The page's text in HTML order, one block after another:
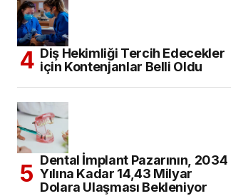
Diş Hekimliği Tercih Edecekler
için Kontenjanlar Belli Oldu
Dental İmplant Pazarının, 2034
Yılına Kadar 14,43 Milyar
Dolara Ulaşması Bekleniyor